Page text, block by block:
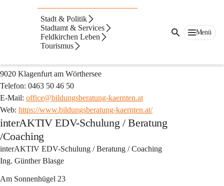
Stadt & Politik
Stadtamt & Services
Feldkirchen Leben
Tourismus
Menü
Bildungsberatung Kärnten
Bildungsberatung Kärnten
9020 Klagenfurt am Wörthersee
Telefon: 0463 50 46 50
E-Mail: office@bildungsberatung-kaernten.at
Web: https://www.bildungsberatung-kaernten.at/
interAKTIV EDV-Schulung / Beratung
/Coaching
interAKTIV EDV-Schulung / Beratung / Coaching
Ing. Günther Blasge
Am Sonnenhügel 23